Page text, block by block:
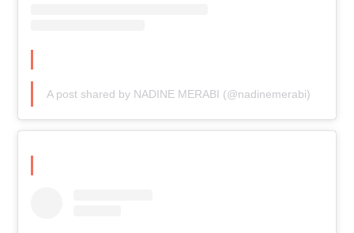
A post shared by NADINE MERABI (@nadinemerabi)